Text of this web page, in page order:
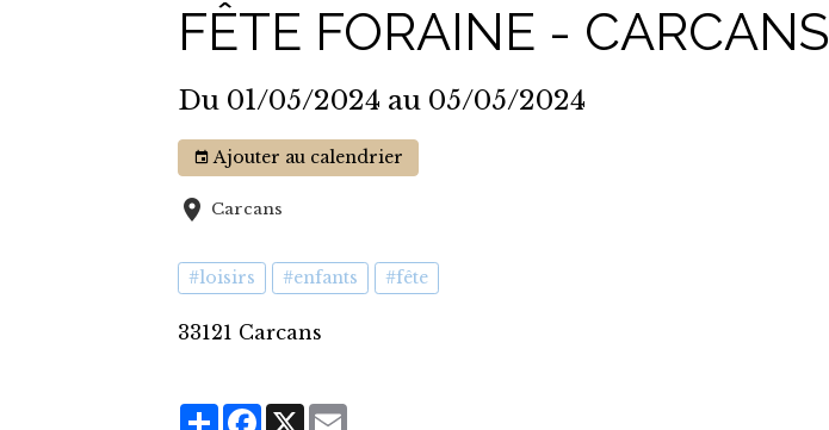
FÊTE FORAINE - CARCANS
Du 01/05/2024 au 05/05/2024
Ajouter au calendrier
Carcans
#loisirs #enfants #fête
33121 Carcans
PartagerFacebook
X